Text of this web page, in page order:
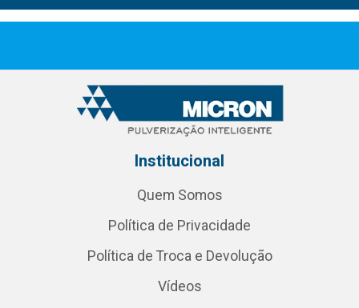
Institucional
Quem Somos
Política de Privacidade
Política de Troca e Devolução
Vídeos